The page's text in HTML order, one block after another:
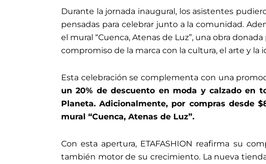
Durante la jornada inaugural, los asistentes
pensadas para celebrar junto a la comunidad.
el mural “Cuenca, Atenas de Luz”, una obra
compromiso de la marca con la cultura, el arte y la
Esta celebración se complementa con una
un 20% de descuento en moda y calzado en
Planeta. Adicionalmente, por compras desde
mural “Cuenca, Atenas de Luz”.
Con esta apertura, ETAFASHION reafirma su
también motor de su crecimiento. La nueva